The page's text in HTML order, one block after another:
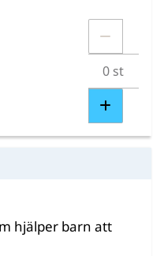
hjälper barn att